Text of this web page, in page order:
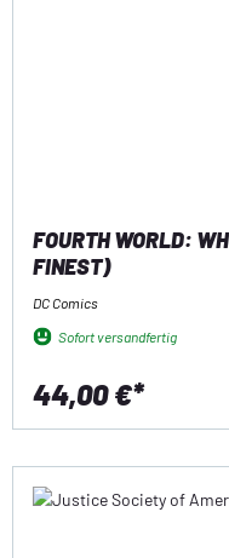
FOURTH WORLD:
FINEST)
DC Comics
Sofort versandfertig
44,00 €*